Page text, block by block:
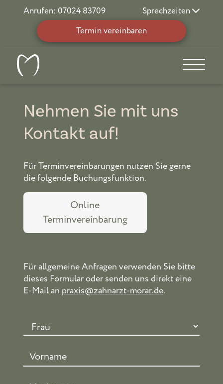
Anrufen: 07024 83709
Sprechzeiten
Termin vereinbaren
Nehmen Sie mit uns
Kontakt auf!
Für Terminvereinbarungen nutzen Sie gerne
die folgende Buchungsfunktion.
Online
Terminvereinbarung
Für allgemeine Anfragen verwenden Sie bitte
dieses Formular oder senden uns direkt eine
E-Mail an praxis@zahnarzt-morar.de.